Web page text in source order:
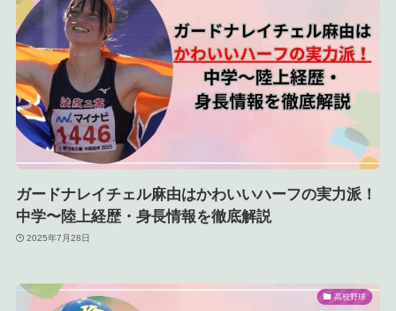
ガードナレイチェル麻由はかわいいハーフの実力派！
中学〜陸上経歴・身長情報を徹底解説
2025年7月28日
高校野球